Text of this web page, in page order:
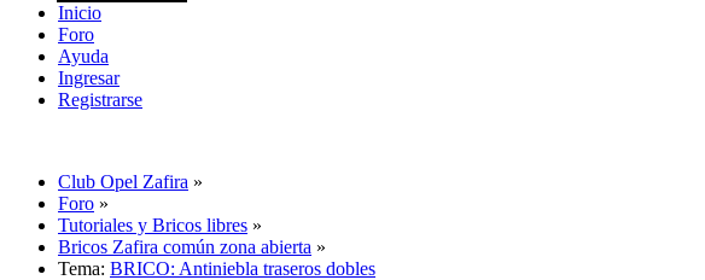
Inicio
Foro
Ayuda
Ingresar
Registrarse
Club Opel Zafira »
Foro »
Tutoriales y Bricos libres »
Bricos Zafira común zona abierta »
Tema: BRICO: Antiniebla traseros dobles